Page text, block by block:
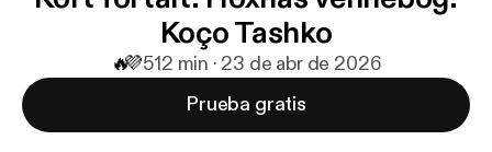
Koço Tashko
🔥💜512 min · 23 de abr de 2026
Prueba gratis